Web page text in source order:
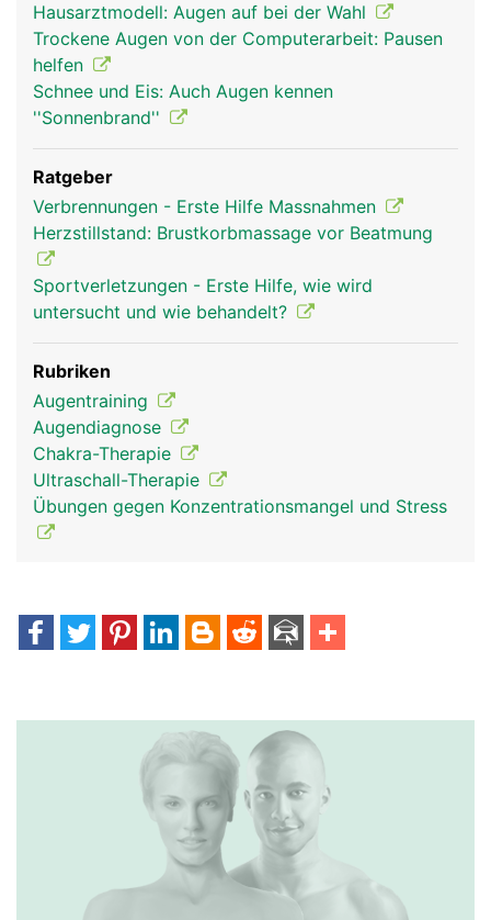
Hausarztmodell: Augen auf bei der Wahl
Trockene Augen von der Computerarbeit: Pausen
helfen
Schnee und Eis: Auch Augen kennen
''Sonnenbrand''
Ratgeber
Verbrennungen - Erste Hilfe Massnahmen
Herzstillstand: Brustkorbmassage vor Beatmung
Sportverletzungen - Erste Hilfe, wie wird
untersucht und wie behandelt?
Rubriken
Augentraining
Augendiagnose
Chakra-Therapie
Ultraschall-Therapie
Übungen gegen Konzentrationsmangel und Stress